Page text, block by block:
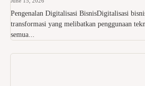
Pengenalan Digitalisasi BisnisDigitalisasi
transformasi yang melibatkan penggunaan
semua...